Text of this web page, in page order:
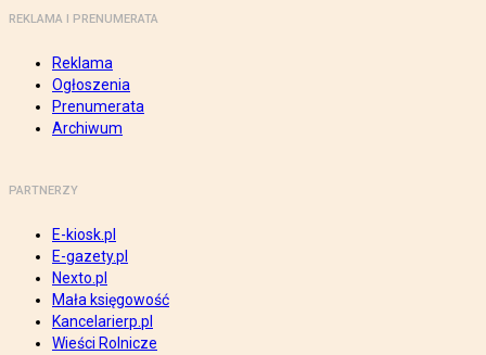
REKLAMA I PRENUMERATA
Reklama
Ogłoszenia
Prenumerata
Archiwum
PARTNERZY
E-kiosk.pl
E-gazety.pl
Nexto.pl
Mała księgowość
Kancelarierp.pl
Wieści Rolnicze